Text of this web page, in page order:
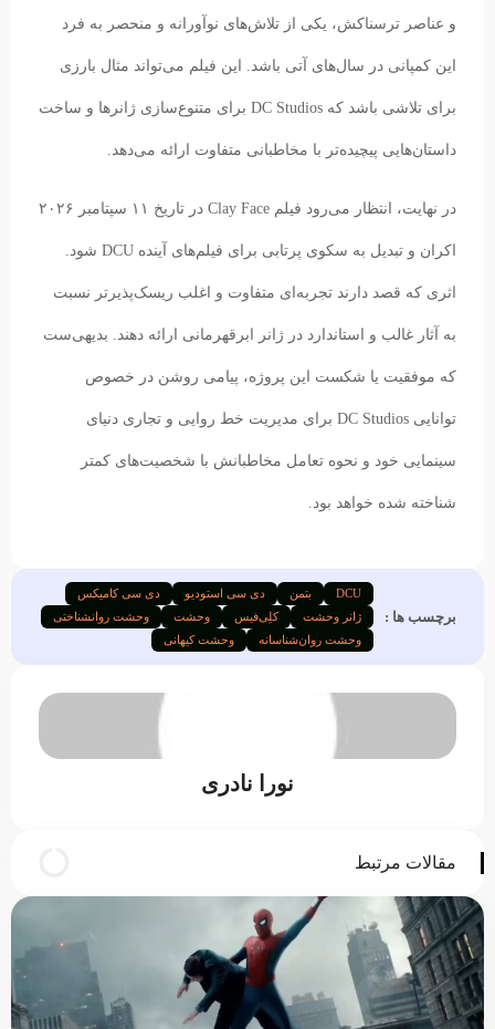
و عناصر ترسناکش، یکی از تلاش‌های نوآورانه و منحصر به فرد
این کمپانی در سال‌های آتی باشد. این فیلم می‌تواند مثال بارزی
برای تلاشی باشد که DC Studios برای متنوع‌سازی ژانرها و ساخت
داستان‌هایی پیچیده‌تر با مخاطبانی متفاوت ارائه می‌دهد.
در نهایت، انتظار می‌رود فیلم Clay Face در تاریخ ۱۱ سپتامبر ۲۰۲۶
اکران و تبدیل به سکوی پرتابی برای فیلم‌های آینده DCU شود.
اثری که قصد دارند تجربه‌ای متفاوت و اغلب ریسک‌پذیرتر نسبت
به آثار غالب و استاندارد در ژانر ابرقهرمانی ارائه دهند. بدیهی‌ست
که موفقیت یا شکست این پروژه، پیامی روشن در خصوص
توانایی DC Studios برای مدیریت خط روایی و تجاری دنیای
سینمایی خود و نحوه تعامل مخاطبانش با شخصیت‌های کمتر
شناخته شده خواهد بود.
برچسب ها :
DCU بتمن دی سی استودیو
دی سی کامیکس
ژانر وحشت
کلِی‌فیس وحشت
وحشت روانشناختی
وحشت روان‌شناسانه
وحشت کیهانی
نورا نادری
مقالات مرتبط